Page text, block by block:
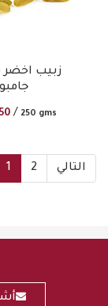
زبيب
جامبو
/ 250 gms
1 2 التالي